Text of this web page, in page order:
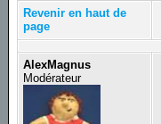
Revenir en haut de
page
AlexMagnus
Modérateur